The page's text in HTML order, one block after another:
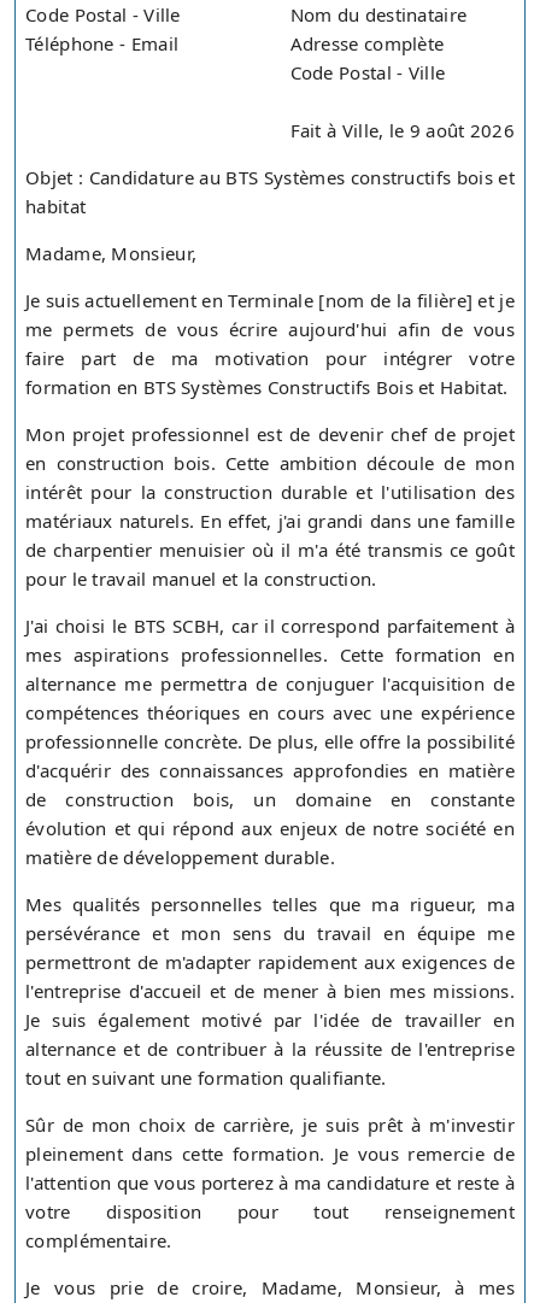
Code Postal - Ville
Téléphone - Email
Nom du destinataire
Adresse complète
Code Postal - Ville
Fait à Ville, le 9 août 2026
Objet : Candidature au BTS Systèmes constructifs bois et
habitat
Madame, Monsieur,
Je suis actuellement en Terminale [nom de la filière] et je
me permets de vous écrire aujourd'hui afin de vous
faire part de ma motivation pour intégrer votre
formation en BTS Systèmes Constructifs Bois et Habitat.
Mon projet professionnel est de devenir chef de projet
en construction bois. Cette ambition découle de mon
intérêt pour la construction durable et l'utilisation des
matériaux naturels. En effet, j'ai grandi dans une famille
de charpentier menuisier où il m'a été transmis ce goût
pour le travail manuel et la construction.
J'ai choisi le BTS SCBH, car il correspond parfaitement à
mes aspirations professionnelles. Cette formation en
alternance me permettra de conjuguer l'acquisition de
compétences théoriques en cours avec une expérience
professionnelle concrète. De plus, elle offre la possibilité
d'acquérir des connaissances approfondies en matière
de construction bois, un domaine en constante
évolution et qui répond aux enjeux de notre société en
matière de développement durable.
Mes qualités personnelles telles que ma rigueur, ma
persévérance et mon sens du travail en équipe me
permettront de m'adapter rapidement aux exigences de
l'entreprise d'accueil et de mener à bien mes missions.
Je suis également motivé par l'idée de travailler en
alternance et de contribuer à la réussite de l'entreprise
tout en suivant une formation qualifiante.
Sûr de mon choix de carrière, je suis prêt à m'investir
pleinement dans cette formation. Je vous remercie de
l'attention que vous porterez à ma candidature et reste à
votre disposition pour tout renseignement
complémentaire.
Je vous prie de croire, Madame, Monsieur, à mes